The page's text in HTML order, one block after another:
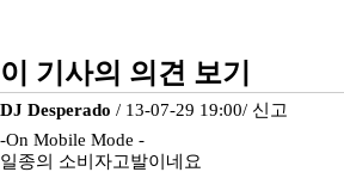
이 기사의 의견 보기
DJ Desperado / 13-07-29 19:00/ 신고
-On Mobile Mode -
일종의 소비자고발이네요